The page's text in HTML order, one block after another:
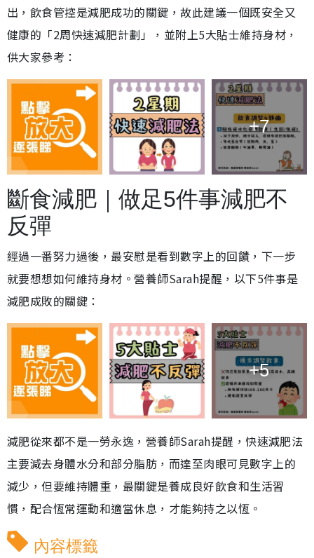
出，飲食管控是減肥成功的關鍵，故此建議一個既安全又
健康的「2周快速減肥計劃」，並附上5大貼士維持身材，
供大家參考：
+7
斷食減肥｜做足5件事減肥不
反彈
經過一番努力過後，最安慰是看到數字上的回饋，下一步
就要想想如何維持身材。營養師Sarah提醒，以下5件事是
減肥成敗的關鍵：
+5
減肥從來都不是一勞永逸，營養師Sarah提醒，快速減肥法
主要減去身體水分和部分脂肪，而達至肉眼可見數字上的
減少，但要維持體重，最關鍵是養成良好飲食和生活習
慣，配合恆常運動和適當休息，才能夠持之以恆。
內容標籤